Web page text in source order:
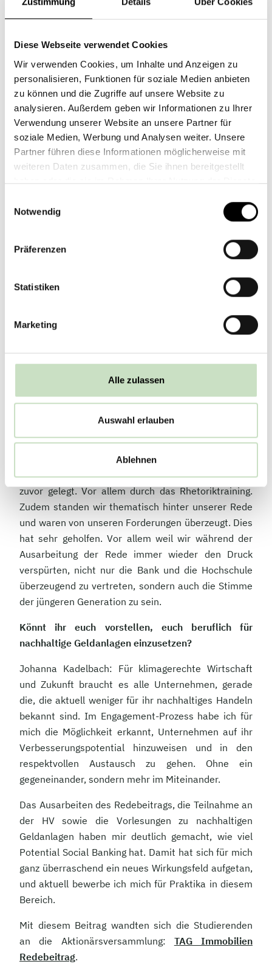
Diese Webseite verwendet Cookies
Wir verwenden Cookies, um Inhalte und Anzeigen zu
personalisieren, Funktionen für soziale Medien anbieten
zu können und die Zugriffe auf unsere Website zu
analysieren. Außerdem geben wir Informationen zu Ihrer
Verwendung unserer Website an unsere Partner für
soziale Medien, Werbung und Analysen weiter. Unsere
Partner führen diese Informationen möglicherweise mit
weiteren Daten zusammen, die Sie ihnen bereitgestellt
haben oder die sie im Rahmen Ihrer Nutzung der Dienste
Notwendig
Präferenzen
Statistiken
Marketing
Alle zulassen
Auswahl erlauben
Ablehnen
Wir sind nicht nur durch unser deutlich jüngeres
Alter, sondern auch durch unsere Forderungen für
Thema der Nachhaltigkeit lenken.
Grundsätzlich war die HV weniger aufregend und
aufgeladen als wir gedacht haben, sondern sehr
angenehm und unkompliziert.
Wie nervös warst du beim Vortrag?
cashflow“. Dies schüchterte uns zu Beginn kurz ein,
da noch einmal deutlich wurde, dass wir mit
unserem Redebeitrag mit Fokus auf Nachhaltigkeit
ganz klar Außenseiter waren.
Wir waren gespannt, wie unsere Forderungen, die
doch deutlich von den restlichen
Tagesordnungspunkten abwichen, aufgenommen
werden würde.
Die Atmosphäre der HV war, anders als erwartet,
Aufregung in Grenzen hielt. Erst wenige Minuten vor
der Rede kam dann nochmal einen ordentliche
Portion Aufregung. Aber eher aus Sorge davor, dass
ich meinen Text vergesse, das Mikro nicht
Die größeren Sorgen hatten sich schon die Wochen
zuvor gelegt. Vor allem durch das Rhetoriktraining.
Zudem standen wir thematisch hinter unserer Rede
und waren von unseren Forderungen überzeugt. Dies
hat sehr geholfen. Vor allem weil wir während der
Ausarbeitung der Rede immer wieder den Druck
verspürten, nicht nur die Bank und die Hochschule
überzeugend zu vertreten, sondern auch die Stimme
der jüngeren Generation zu sein.
Könnt ihr euch vorstellen, euch beruflich für
nachhaltige Geldanlagen einzusetzen?
Johanna Kadelbach: Für klimagerechte Wirtschaft
und Zukunft braucht es alle Unternehmen, gerade
die, die aktuell weniger für ihr nachhaltiges Handeln
bekannt sind. Im Engagement-Prozess habe ich für
mich die Möglichkeit erkannt, Unternehmen auf ihr
Verbesserungspotential hinzuweisen und in den
respektvollen Austausch zu gehen. Ohne ein
gegeneinander, sondern mehr im Miteinander.
Das Ausarbeiten des Redebeitrags, die Teilnahme an
der HV sowie die Vorlesungen zu nachhaltigen
Geldanlagen haben mir deutlich gemacht, wie viel
Potential Social Banking hat. Damit hat sich für mich
ganz überraschend ein neues Wirkungsfeld aufgetan,
und aktuell bewerbe ich mich für Praktika in diesem
Bereich.
Mit diesem Beitrag wandten sich die Studierenden
an die Aktionärsversammlung: TAG Immobilien
Redebeitrag.